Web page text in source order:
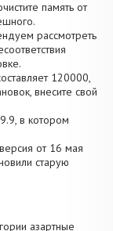
память от
рассмотреть
120000,
внесите свой
в котором
от 16 мая
старую
азартные